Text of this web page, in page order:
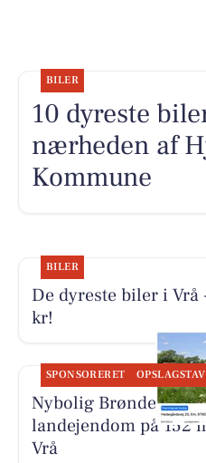
BILER
10 dyreste
nærheden af
Kommune
BILER
De dyreste biler i
kr!
SPONSORERET
Nybolig Brønderslev
landejendom på 152
Vrå